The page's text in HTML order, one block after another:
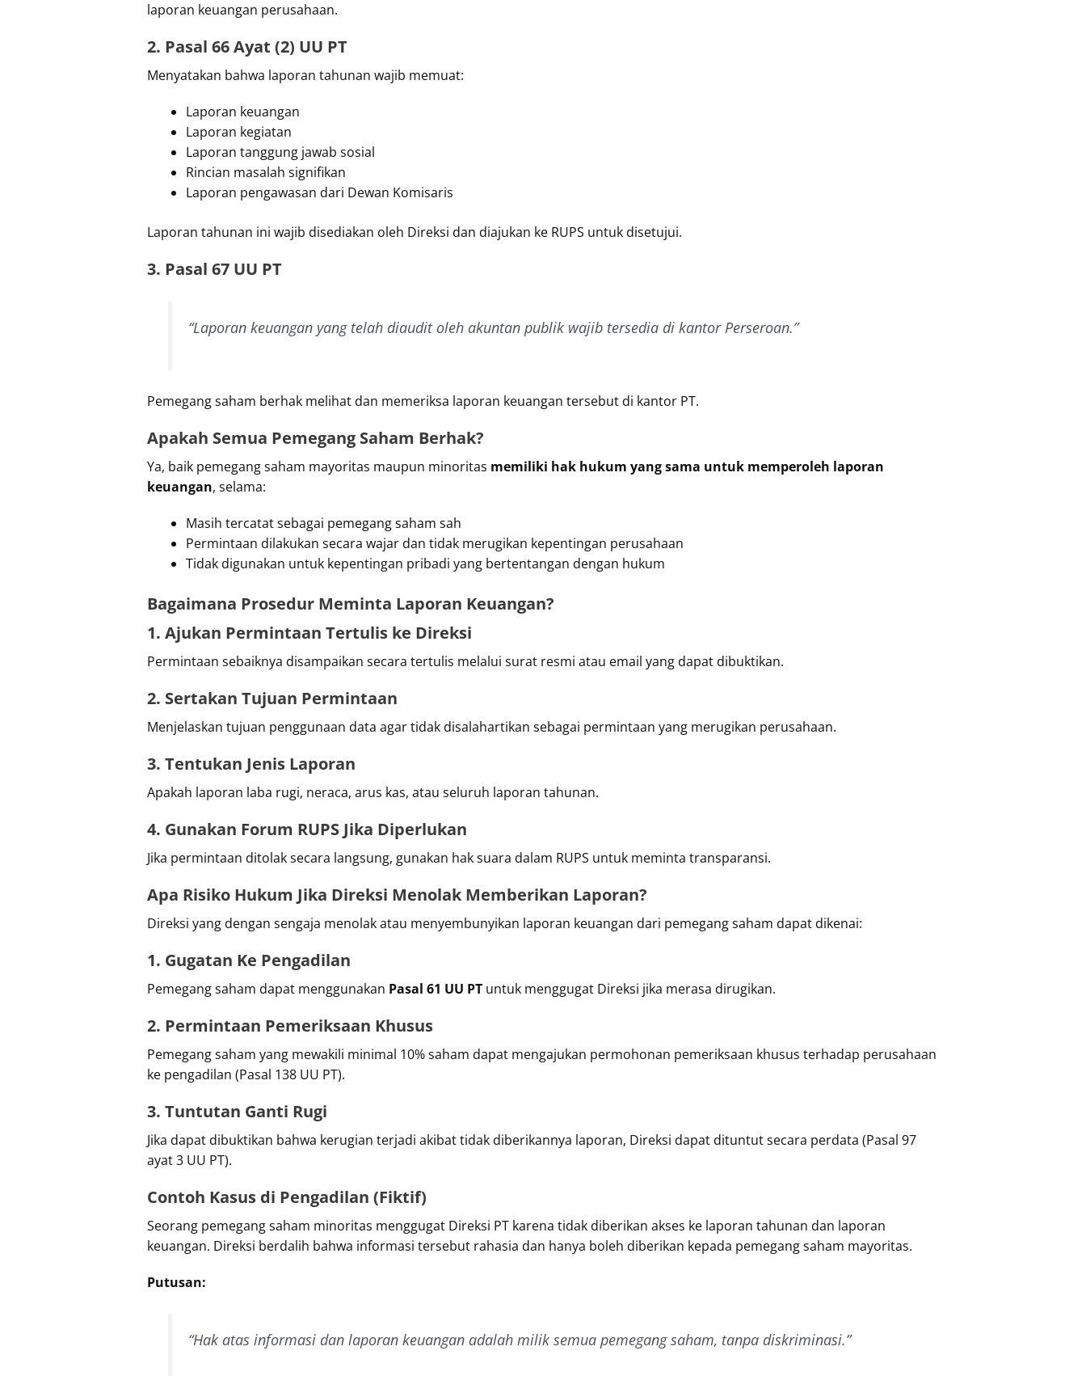
laporan keuangan perusahaan.
2. Pasal 66 Ayat (2) UU PT
Menyatakan bahwa laporan tahunan wajib memuat:
Laporan keuangan
Laporan kegiatan
Laporan tanggung jawab sosial
Rincian masalah signifikan
Laporan pengawasan dari Dewan Komisaris
Laporan tahunan ini wajib disediakan oleh Direksi dan diajukan ke RUPS untuk disetujui.
3. Pasal 67 UU PT
“Laporan keuangan yang telah diaudit oleh akuntan publik wajib tersedia di kantor Perseroan.”
Pemegang saham berhak melihat dan memeriksa laporan keuangan tersebut di kantor PT.
Apakah Semua Pemegang Saham Berhak?
Ya, baik pemegang saham mayoritas maupun minoritas memiliki hak hukum yang sama untuk memperoleh laporan
keuangan, selama:
Masih tercatat sebagai pemegang saham sah
Permintaan dilakukan secara wajar dan tidak merugikan kepentingan perusahaan
Tidak digunakan untuk kepentingan pribadi yang bertentangan dengan hukum
Bagaimana Prosedur Meminta Laporan Keuangan?
1. Ajukan Permintaan Tertulis ke Direksi
Permintaan sebaiknya disampaikan secara tertulis melalui surat resmi atau email yang dapat dibuktikan.
2. Sertakan Tujuan Permintaan
Menjelaskan tujuan penggunaan data agar tidak disalahartikan sebagai permintaan yang merugikan perusahaan.
3. Tentukan Jenis Laporan
Apakah laporan laba rugi, neraca, arus kas, atau seluruh laporan tahunan.
4. Gunakan Forum RUPS Jika Diperlukan
Jika permintaan ditolak secara langsung, gunakan hak suara dalam RUPS untuk meminta transparansi.
Apa Risiko Hukum Jika Direksi Menolak Memberikan Laporan?
Direksi yang dengan sengaja menolak atau menyembunyikan laporan keuangan dari pemegang saham dapat dikenai:
1. Gugatan Ke Pengadilan
Pemegang saham dapat menggunakan Pasal 61 UU PT untuk menggugat Direksi jika merasa dirugikan.
2. Permintaan Pemeriksaan Khusus
Pemegang saham yang mewakili minimal 10% saham dapat mengajukan permohonan pemeriksaan khusus terhadap perusahaan
ke pengadilan (Pasal 138 UU PT).
3. Tuntutan Ganti Rugi
Jika dapat dibuktikan bahwa kerugian terjadi akibat tidak diberikannya laporan, Direksi dapat dituntut secara perdata (Pasal 97
ayat 3 UU PT).
Contoh Kasus di Pengadilan (Fiktif)
Seorang pemegang saham minoritas menggugat Direksi PT karena tidak diberikan akses ke laporan tahunan dan laporan
keuangan. Direksi berdalih bahwa informasi tersebut rahasia dan hanya boleh diberikan kepada pemegang saham mayoritas.
Putusan:
“Hak atas informasi dan laporan keuangan adalah milik semua pemegang saham, tanpa diskriminasi.”